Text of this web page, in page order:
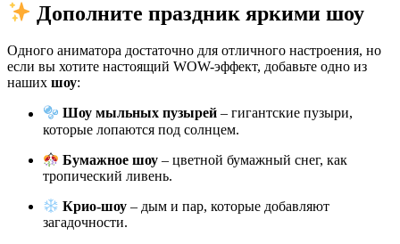
Дополните праздник яркими шоу
Одного аниматора достаточно для отличного настроения, но
если вы хотите настоящий WOW-эффект, добавьте одно из
наших шоу:
Шоу мыльных пузырей – гигантские пузыри,
которые лопаются под солнцем.
Бумажное шоу – цветной бумажный снег, как
тропический ливень.
Крио-шоу – дым и пар, которые добавляют
загадочности.